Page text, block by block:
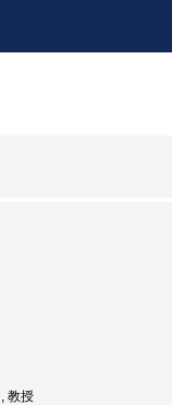
教授